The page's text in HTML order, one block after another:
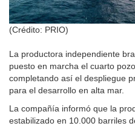
(Crédito: PRIO)
La productora independiente
puesto en marcha el cuarto
completando así el despliegue
para el desarrollo en alta mar.
La compañía informó que la
estabilizado en 10.000 barriles